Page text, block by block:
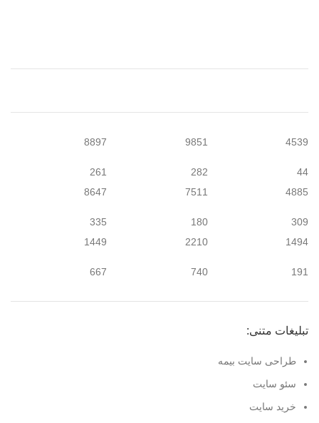
4539
44
9851
282
8897
261
4885
309
7511
180
8647
335
1494
191
2210
740
1449
667
تبلیغات متنی:
طراحی سایت بیمه
سئو سایت
خرید سایت